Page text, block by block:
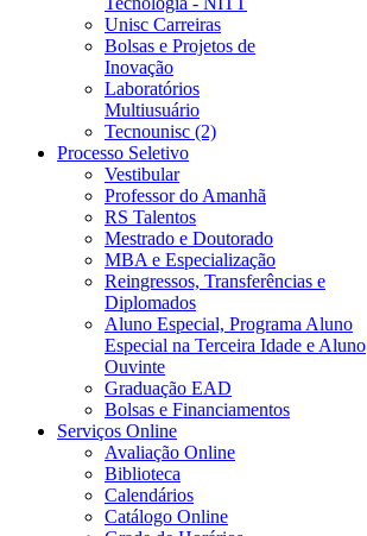
Unisc Carreiras
Bolsas e Projetos de
Inovação
Laboratórios
Multiusuário
Tecnounisc (2)
Processo Seletivo
Vestibular
Professor do Amanhã
RS Talentos
Mestrado e Doutorado
MBA e Especialização
Reingressos, Transferências e
Diplomados
Aluno Especial, Programa Aluno
Especial na Terceira Idade e Aluno
Ouvinte
Graduação EAD
Bolsas e Financiamentos
Serviços Online
Avaliação Online
Biblioteca
Calendários
Catálogo Online